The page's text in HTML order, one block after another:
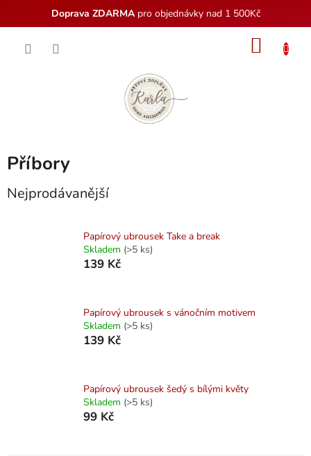
Doprava ZDARMApro objednávky nad 1 500Kč
Příbory
Nejprodávanější
Papírový ubrousek Take a break
Skladem (>5 ks)
139 Kč
Papírový ubrousek s vánočním motivem
Skladem (>5 ks)
139 Kč
Papírový ubrousek šedý s bílými květy
Skladem (>5 ks)
99 Kč